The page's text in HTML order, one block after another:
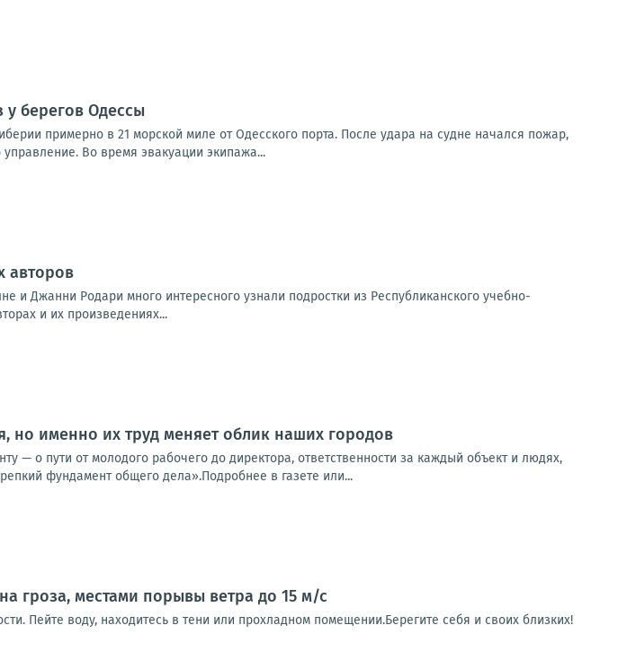
берегов Одессы
примерно в 21 морской миле от Одесского порта. После удара на судне начался пожар,
управление. Во время эвакуации экипажа...
авторов
и Джанни Родари много интересного узнали подростки из Республиканского учебно-
и их произведениях...
но именно их труд меняет облик наших городов
— о пути от молодого рабочего до директора, ответственности за каждый объект и людях,
фундамент общего дела».Подробнее в газете или...
гроза, местами порывы ветра до 15 м/с
Пейте воду, находитесь в тени или прохладном помещении.Берегите себя и своих близких!